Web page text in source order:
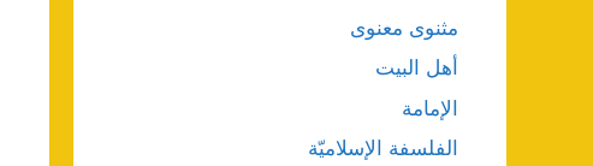
مثنوی معنوی
أهل البيت
الإمامة
الفلسفة الإسلاميّة